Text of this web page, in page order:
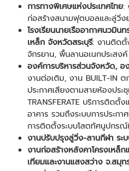
การทางพิเศษแห่งประเทศไทย:
ก่อสร้างสนามฟุตบอลและลู่วิ่ง
โรงเรียนนายเรืออากาศนวมิน
เหล็ก จังหวัดสระบุรี: งานติด
จักรยาน, พื้นลานอเนกประสง
องค์การบริหารส่วนจังหวัด, อ
งานต่อเติม, งาน BUILT-IN ต
ประกาศเสียงตามสายห้องประ
TRANSFERATE บริการติดตั้
อาคาร รวมถึงระบบการประกา
การติดตั้งระบบโสตทัศนูปกร
งานปรับปรุงลู่วิ่ง-ลานกีฬา ระ
งานก่อสร้างหลังคาโครงเหล็
เทียมและงานแสงสว่าง จ.สมุท